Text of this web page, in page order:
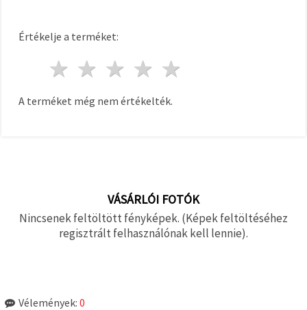
Értékelje a terméket:
4 csillagok
3 csillagok
2 csillagok
1 csillag
A terméket még nem értékelték.
VÁSÁRLÓI FOTÓK
Nincsenek feltöltött fényképek. (Képek feltöltéséhez
regisztrált felhasználónak kell lennie).
Vélemények: 0